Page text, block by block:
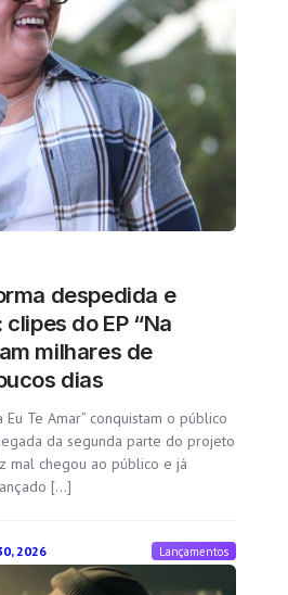
despedida e
do EP “Na
milhares de
dias
Eu Te Amar” conquistam o público
da segunda parte do projeto
mal chegou ao público e já
[…]
2026 Lançamentos
blocker!